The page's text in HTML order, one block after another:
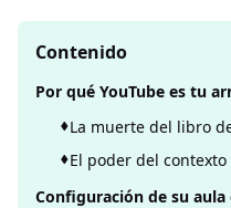
Contenido
Por qué YouTube es tu
La muerte del libro
El poder del contexto
Configuración de su